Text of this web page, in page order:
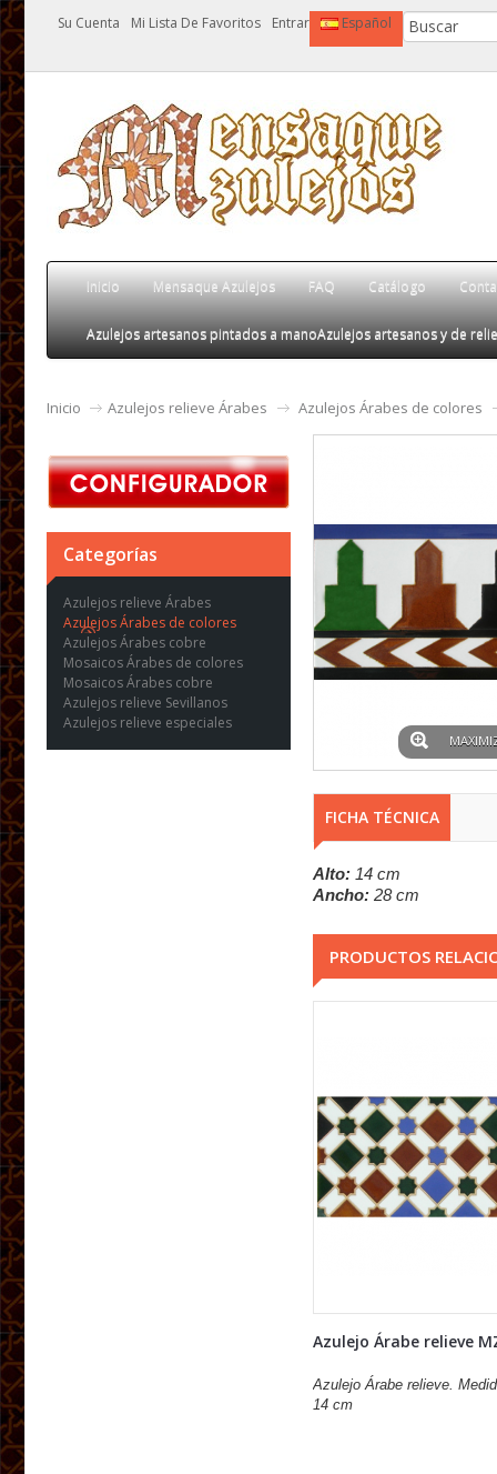
Su Cuenta Mi Lista De Favoritos Entrar Español
Inicio Mensaque Azulejos FAQ Catálogo
Azulejos artesanos pintados a manoAzulejos artesanos y de
Inicio Azulejos relieve Árabes Azulejos Árabes de colores
Categorías
Azulejos relieve Árabes
Azulejos Árabes de colores
Azulejos Árabes cobre
Mosaicos Árabes de colores
Mosaicos Árabes cobre
Azulejos relieve Sevillanos
Azulejos relieve especiales
FICHA TÉCNICA
Alto: 14 cm
Ancho: 28 cm
PRODUCTOS
Azulejo Árabe relieve
Azulejo Árabe relieve.
14 cm